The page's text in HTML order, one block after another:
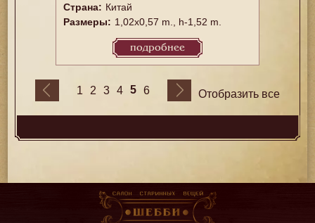
Страна: Китай
Размеры: 1,02x0,57 m., h-1,52 m.
подробнее
1 2 3 4 5 6 Отобразить все